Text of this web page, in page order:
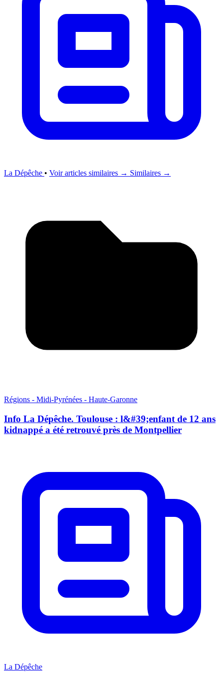
La Dépêche • Voir articles similaires → Similaires →
Régions - Midi-Pyrénées - Haute-Garonne
Info La Dépêche. Toulouse : l&#39;enfant de 12 ans
kidnappé a été retrouvé près de Montpellier
La Dépêche